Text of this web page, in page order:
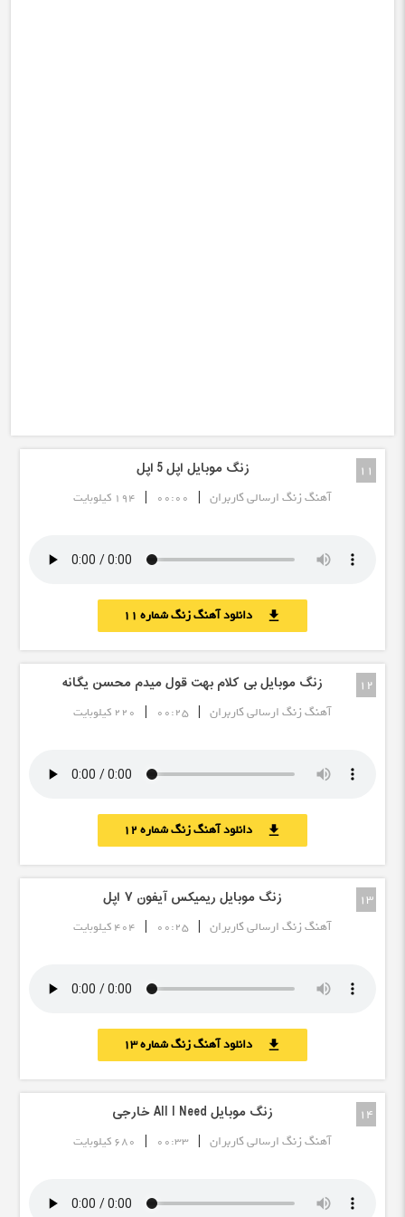
11 زنگ موبایل اپل 5 اپل
آهنگ زنگ ارسالی کاربران |
00:00
| 194 کیلوبایت
download دانلود آهنگ زنگ شماره 11
12 زنگ موبایل بی کلام بهت قول میدم محسن یگانه
آهنگ زنگ ارسالی کاربران |
00:25
| 220 کیلوبایت
download دانلود آهنگ زنگ شماره 12
13 زنگ موبایل ریمیکس آیفون ۷ اپل
آهنگ زنگ ارسالی کاربران |
00:25
| 404 کیلوبایت
download دانلود آهنگ زنگ شماره 13
14 زنگ موبایل All I Need خارجی
آهنگ زنگ ارسالی کاربران |
00:33
| 680 کیلوبایت